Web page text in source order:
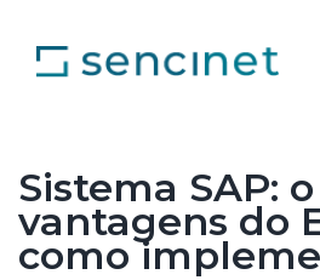
Sistema SAP:
vantagens do
como